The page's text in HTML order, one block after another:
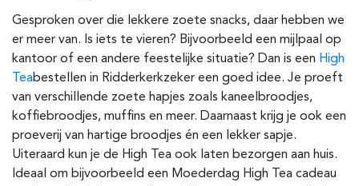
Gesproken over die lekkere zoete snacks, daar hebben we
er meer van. Is iets te vieren? Bijvoorbeeld een mijlpaal op
kantoor of een andere feestelijke situatie? Dan is een High
Teabestellen in Ridderkerkzeker een goed idee. Je proeft
van verschillende zoete hapjes zoals kaneelbroodjes,
koffiebroodjes, muffins en meer. Daarnaast krijg je ook een
proeverij van hartige broodjes én een lekker sapje.
Uiteraard kun je de High Tea ook laten bezorgen aan huis.
Ideaal om bijvoorbeeld een Moederdag High Tea cadeau